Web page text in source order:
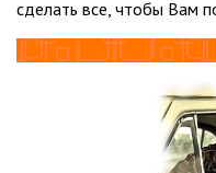
сделать все, чтобы Вам